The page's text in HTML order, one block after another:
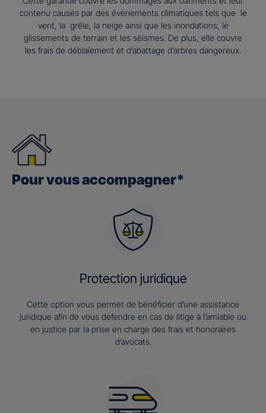
contenu causés par des événements climatiques tels que le
vent, la grêle, la neige ainsi que les inondations, le
glissements de terrain et les séismes. De plus, elle couvre
les frais de déblaiement et d’abattage d’arbres dangereux.
Pour vous accompagner*
Protection juridique
Cette option vous permet de bénéficier d’une assistance
juridique afin de vous défendre en cas de litige à l’amiable ou
en justice par la prise en charge des frais et honoraires
d’avocats.